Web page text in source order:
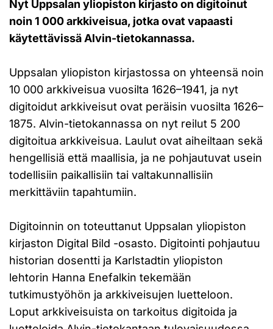
Nyt Uppsalan yliopiston kirjasto on digitoinut
noin 1 000 arkkiveisua, jotka ovat vapaasti
käytettävissä Alvin-tietokannassa.
Uppsalan yliopiston kirjastossa on yhteensä noin
10 000 arkkiveisua vuosilta 1626–1941, ja nyt
digitoidut arkkiveisut ovat peräisin vuosilta 1626–
1875. Alvin-tietokannassa on nyt reilut 5 200
digitoitua arkkiveisua. Laulut ovat aiheiltaan sekä
hengellisiä että maallisia, ja ne pohjautuvat usein
todellisiin paikallisiin tai valtakunnallisiin
merkittäviin tapahtumiin.
Digitoinnin on toteuttanut Uppsalan yliopiston
kirjaston Digital Bild -osasto. Digitointi pohjautuu
historian dosentti ja Karlstadtin yliopiston
lehtorin Hanna Enefalkin tekemään
tutkimustyöhön ja arkkiveisujen luetteloon.
Loput arkkiveisuista on tarkoitus digitoida ja